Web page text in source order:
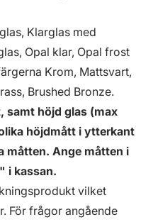
Klarglas med
Opal klar, Opal frost
Krom, Mattsvart,
Brushed Bronze.
samt höjd glas (max
höjdmått i ytterkant
måtten. Ange måtten i
i kassan.
vilket
För frågor angående